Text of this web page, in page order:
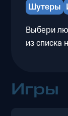
Шутеры
Выбери
из списка
Игры